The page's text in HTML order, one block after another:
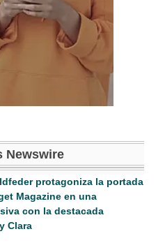
Newswire
protagoniza la portada
Magazine en una
con la destacada
Clara